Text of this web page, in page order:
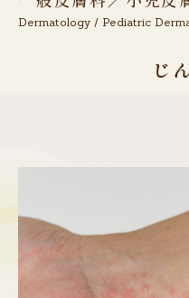
Dermatology / Pediatric
じ